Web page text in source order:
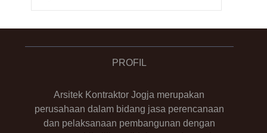
PROFIL
Arsitek Kontraktor Jogja merupakan
perusahaan dalam bidang jasa perencanaan
dan pelaksanaan pembangunan dengan